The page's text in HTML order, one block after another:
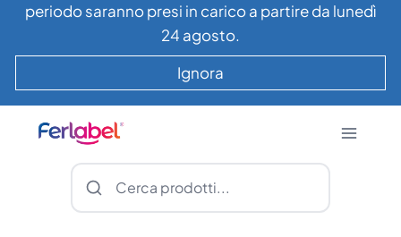
periodo saranno presi in carico a partire da lunedì
24 agosto.
Ignora